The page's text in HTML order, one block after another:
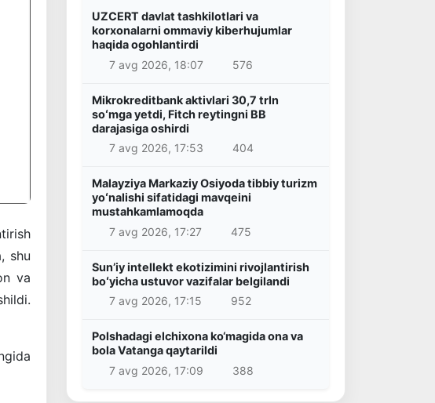
shu
va
UZCERT davlat tashkilotlari va
korxonalarni ommaviy kiberhujumlar
haqida ogohlantirdi
7 avg 2026, 18:07
576
Mikrokreditbank aktivlari 30,7 trln
soʻmga yetdi, Fitch reytingni BB
darajasiga oshirdi
7 avg 2026, 17:53
404
Malayziya Markaziy Osiyoda tibbiy turizm
yoʻnalishi sifatidagi mavqeini
mustahkamlamoqda
7 avg 2026, 17:27
475
Sunʼiy intellekt ekotizimini rivojlantirish
boʻyicha ustuvor vazifalar belgilandi
7 avg 2026, 17:15
952
Polshadagi elchixona ko‘magida ona va
bola Vatanga qaytarildi
7 avg 2026, 17:09
388